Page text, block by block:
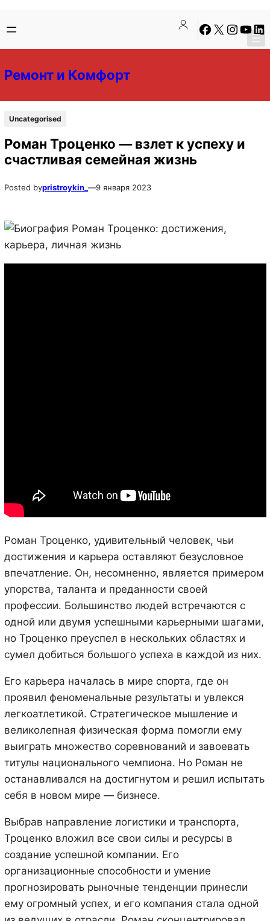
содержимому
содержимому
Facebook
X Instagram
Ремонт и Комфорт
Uncategorised
Роман Троценко — взлет к успеху и
счастливая семейная жизнь
Posted bypristroykin_ —9 января 2023
Роман Троценко, удивительный человек, чьи
достижения и карьера оставляют безусловное
впечатление. Он, несомненно, является примером
упорства, таланта и преданности своей
профессии. Большинство людей встречаются с
одной или двумя успешными карьерными шагами,
но Троценко преуспел в нескольких областях и
сумел добиться большого успеха в каждой из них.
Его карьера началась в мире спорта, где он
проявил феноменальные результаты и увлекся
легкоатлетикой. Стратегическое мышление и
великолепная физическая форма помогли ему
выиграть множество соревнований и завоевать
титулы национального чемпиона. Но Роман не
останавливался на достигнутом и решил испытать
себя в новом мире — бизнесе.
Выбрав направление логистики и транспорта,
Троценко вложил все свои силы и ресурсы в
создание успешной компании. Его
организационные способности и умение
прогнозировать рыночные тенденции принесли
ему огромный успех, и его компания стала одной